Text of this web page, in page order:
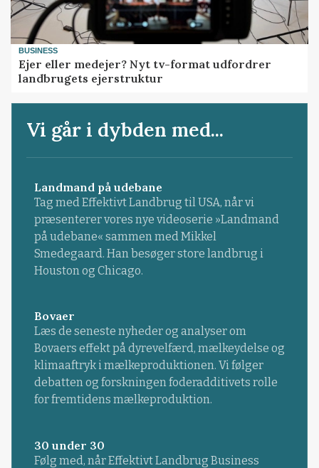
BUSINESS
Ejer eller medejer? Nyt tv-format udfordrer
landbrugets ejerstruktur
Vi går i dybden med...
Landmand på udebane
Tag med Effektivt Landbrug til USA, når vi
præsenterer vores nye videoserie »Landmand
på udebane« sammen med Mikkel
Smedegaard. Han besøger store landbrug i
Houston og Chicago.
Bovaer
Læs de seneste nyheder og analyser om
Bovaers effekt på dyrevelfærd, mælkeydelse og
klimaaftryk i mælkeproduktionen. Vi følger
debatten og forskningen foderadditivets rolle
for fremtidens mælkeproduktion.
30 under 30
Følg med, når Effektivt Landbrug Business